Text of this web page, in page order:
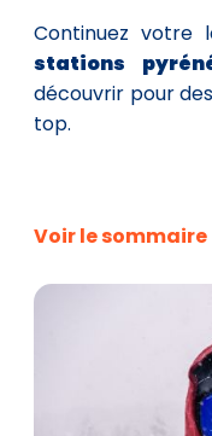
Continuez votre
stations
découvrir pour
top.
Voir le sommaire